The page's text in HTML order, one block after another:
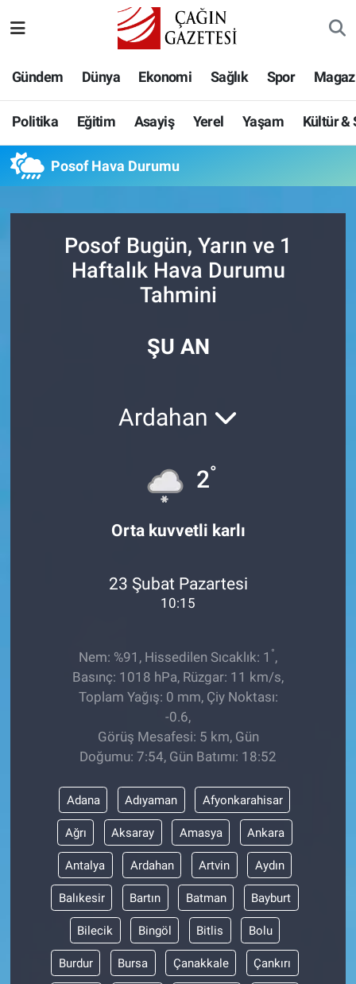
Gündem Dünya Ekonomi Sağlık Spor
Politika Eğitim Asayiş Yerel Yaşam Kültür &
Posof Hava Durumu
Posof Bugün, Yarın ve 1
Haftalık Hava Durumu
Tahmini
ŞU AN
Ardahan
2°
Orta kuvvetli karlı
23 Şubat Pazartesi
10:15
Nem: %91, Hissedilen Sıcaklık: 1 °,
Basınç: 1018 hPa, Rüzgar: 11 km/s,
Toplam Yağış: 0 mm, Çiy Noktası:
-0.6,
Görüş Mesafesi: 5 km, Gün
Doğumu: 7:54, Gün Batımı: 18:52
Adana Adıyaman Afyonkarahisar
Ağrı Aksaray Amasya Ankara
Antalya Ardahan Artvin Aydın
Balıkesir Bartın Batman Bayburt
Bilecik Bingöl Bitlis Bolu
Burdur Bursa Çanakkale Çankırı
Eğitim
Asayiş
Yerel
Kültür & Sanat
Video Galeri
Hava Durumu
Namaz Vakitleri
Trafik Durumu
Tüm Manşetler
Son Dakika Haberleri